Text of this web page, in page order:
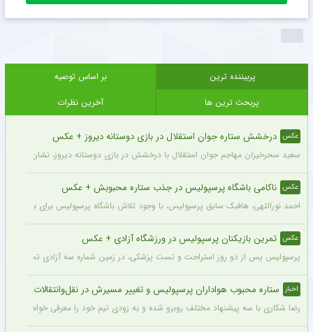
پربیننده ترین
بر اساس توصیه
پربحث ترین ها
آخرین نظرات
عکس درخشش ستاره جوان استقلال در بازی دوستانه دیروز + عکس
سعید سحرخیزان مهاجم جوان استقلال با درخشش در بازی دوستانه دیروز، نشان داد
عکس ناکامی باشگاه پرسپولیس در جذب ستاره محبوبش + عکس
احمد نوراللهی، هافبک سابق پرسپولیس، با وجود تلاش باشگاه پرسپولیس برای بازگشت
عکس تمرین بازیکنان پرسپولیس در ورزشگاه آزادی + عکس
پرسپولیس پس از دو روز استراحت و تست پزشکی، در زمین شماره سه آزادی تمرین کرد.
اخبار ستاره محبوب هواداران پرسپولیس و تغییر مسیرش در نقل‌وانتقالات
رضا شکاری با سه پیشنهاد مختلف روبرو شده و به زودی تیم خود را معرفی خواهد کرد.